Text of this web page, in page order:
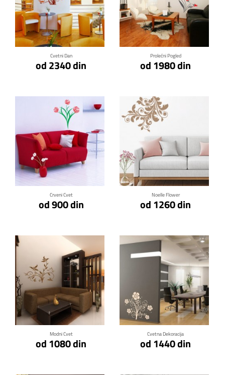
Cvetni Dan
od 2340 din
Klikni za detalje
Prolećni Pogled
od 1980 din
Klikni za detalje
Crveni Cvet
od 900 din
Klikni za detalje
Noelle Flower
od 1260 din
Klikni za detalje
Modni Cvet
od 1080 din
Klikni za detalje
Cvetna Dekoracija
od 1440 din
Klikni za detalje